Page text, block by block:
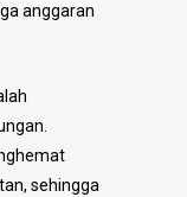
anggaran
sehingga